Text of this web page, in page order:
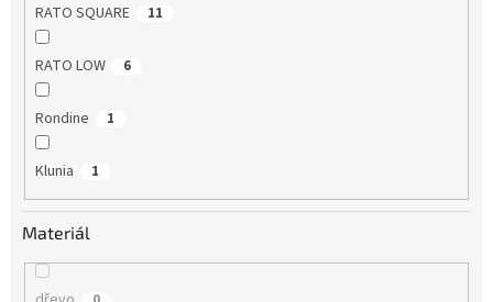
RATO SQUARE 11
RATO LOW 6
Rondine 1
Klunia 1
Materiál